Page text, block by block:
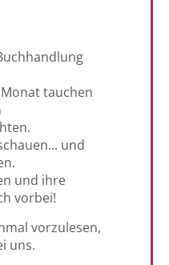
Monat tauchen
und
und ihre
vorbei!
vorzulesen,
uns.